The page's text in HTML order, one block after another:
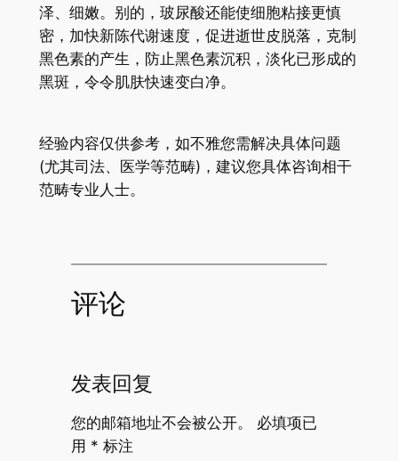
泽、细嫩。别的，玻尿酸还能使细胞粘接更慎
密，加快新陈代谢速度，促进逝世皮脱落，克制
黑色素的产生，防止黑色素沉积，淡化已形成的
黑斑，令令肌肤快速变白净。
经验内容仅供参考，如不雅您需解决具体问题
(尤其司法、医学等范畴)，建议您具体咨询相干
范畴专业人士。
评论
发表回复
您的邮箱地址不会被公开。
必填项已
用 * 标注